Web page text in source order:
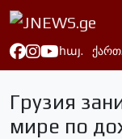
հայ. ქართ.
Грузия
мире по